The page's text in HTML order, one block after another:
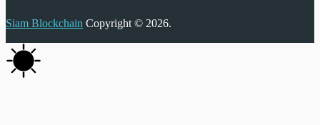
Siam Blockchain Copyright © 2026.